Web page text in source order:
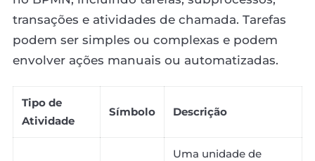
transações e atividades de chamada. Tarefas
podem ser simples ou complexas e podem
envolver ações manuais ou automatizadas.
Tipo de
Atividade
Símbolo Descrição
Uma unidade de